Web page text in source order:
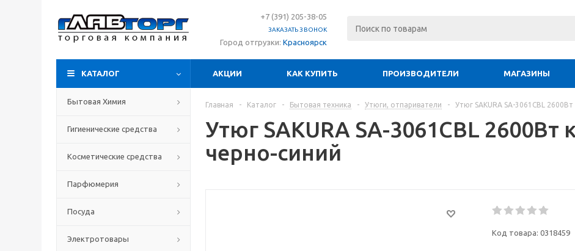
+7 (391) 205-38-05
ЗАКАЗАТЬ ЗВОНОК
Город отгрузки: Красноярск
КАТАЛОГ АКЦИИ КАК КУПИТЬ ПРОИЗВОДИТЕЛИ МАГАЗИНЫ
Бытовая Химия
Гигиенические средства
Косметические средства
Парфюмерия
Посуда
Электротовары
Главная - Каталог - Бытовая техника - Утюги, отпариватели - Утюг SAKURA SA-3061CBL
Утюг SAKURA SA-3061CBL 2600Вт
черно-синий
Код товара: 0318459